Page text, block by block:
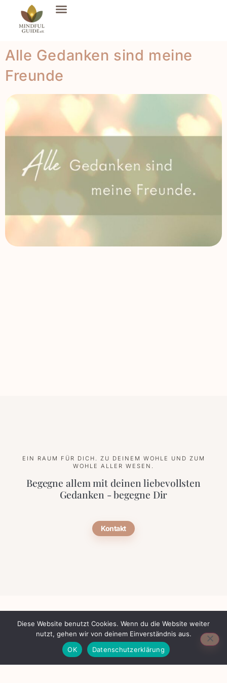
Alle Gedanken sind meine
Freunde
EIN RAUM FÜR DICH. ZU DEINEM WOHLE UND ZUM
WOHLE ALLER WESEN.
Begegne allem mit deinen liebevollsten
Gedanken - begegne Dir
Kontakt
AGB Datenschutz Impressum
Diese Website benutzt Cookies. Wenn du die Website weiter
nutzt, gehen wir von deinem Einverständnis aus.
OK
Datenschutzerklärung